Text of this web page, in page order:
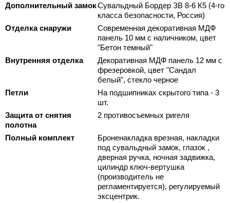
Дополнительный замокСувальдный Бордер ЗВ 8-6 К5 (4-го
класса безопасности, Россия)
Отделка снаружи
Современная декоративная МДФ
панель 10 мм с наличником, цвет
"Бетон темный"
Внутренняя отделка
Декоративная МДФ панель 12 мм с
фрезеровкой, цвет "Сандал
белый", стекло черное
Петли
На подшипниках скрытого типа - 3
шт.
Защита от снятия
полотна
2 противосъемных ригеля
Полный комплект
Броненакладка врезная, накладки
под сувальдный замок, глазок ,
дверная ручка, ночная задвижка,
цилиндр ключ-вертушка
(производитель не
регламентируется), регулируемый
эксцентрик.